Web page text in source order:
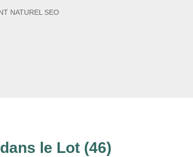
NATUREL SEO
le Lot (46)